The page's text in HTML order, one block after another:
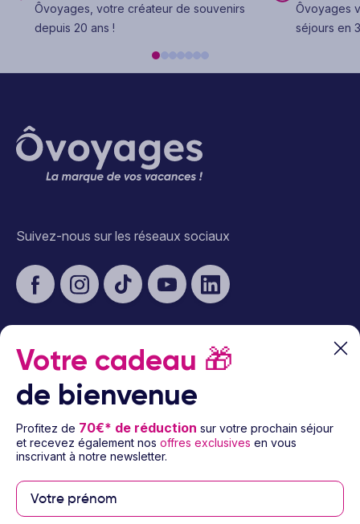
Ôvoyages, votre créateur de souvenirs
depuis 20 ans !
Ôvoyages
séjours en
Suivez-nous sur les réseaux sociaux
À propos d’Ôvoyages
© 2026 Ôvoyages
Votre cadeau 🎁
de bienvenue
Profitez de 70€* de réduction sur votre prochain séjour
et recevez également nos offres exclusives en vous
inscrivant à notre newsletter.